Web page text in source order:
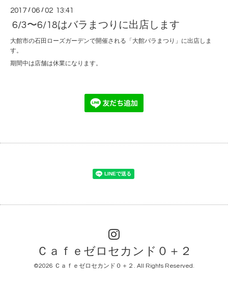
2017 /06 /02 13:41
6/3〜6/18はバラまつりに出店します
大館市の石田ローズガーデンで開催される「大館バラまつり」に出店しま
す。
期間中は店舗は休業になります。
Ｃａｆｅゼロセカンド０＋２
©2026 Ｃａｆｅゼロセカンド０＋２ . All Rights Reserved.